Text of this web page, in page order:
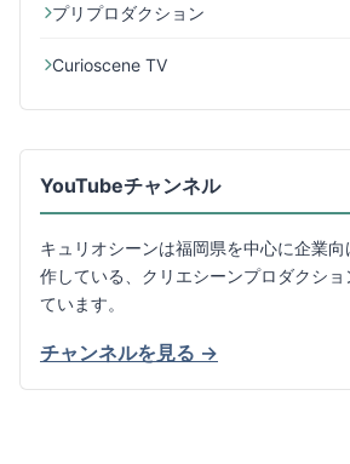
プリプロダクション
Curioscene TV
YouTubeチャンネル
キュリオシーンは福岡県を中心に企業
作している、クリエシーンプロダクシ
ています。
チャンネルを見る →